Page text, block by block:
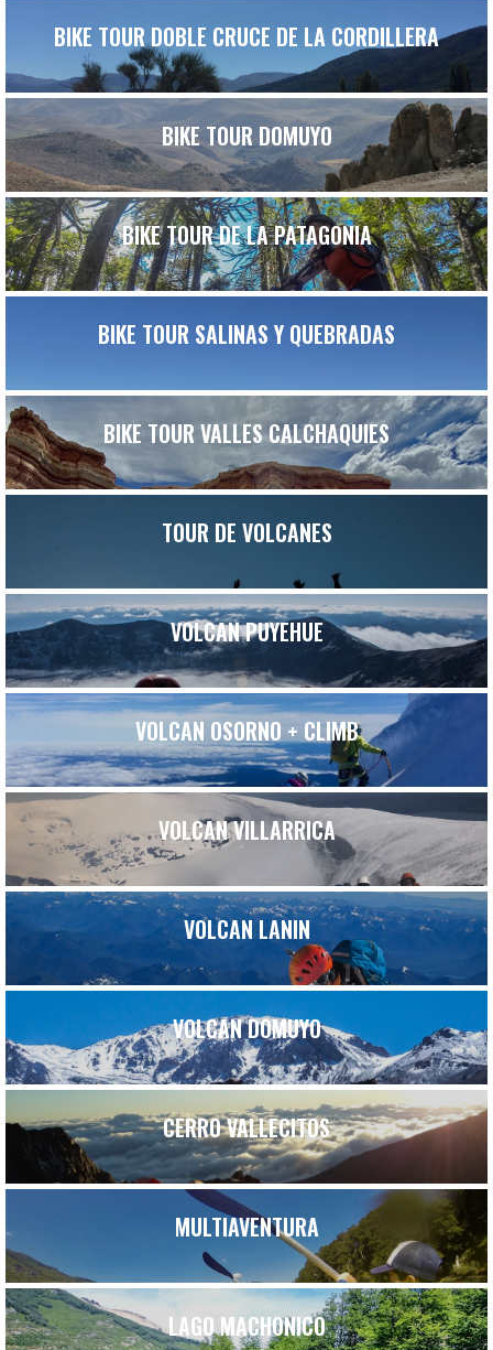
BIKE TOUR DOBLE CRUCE DE LA CORDILLERA
BIKE TOUR DOMUYO
BIKE TOUR DE LA PATAGONIA
BIKE TOUR SALINAS Y QUEBRADAS
BIKE TOUR VALLES CALCHAQUIES
TOUR DE VOLCANES
VOLCAN PUYEHUE
VOLCAN OSORNO + CLIMB
VOLCAN VILLARRICA
VOLCAN LANIN
VOLCAN DOMUYO
CERRO VALLECITOS
MULTIAVENTURA
LAGO MACHONICO